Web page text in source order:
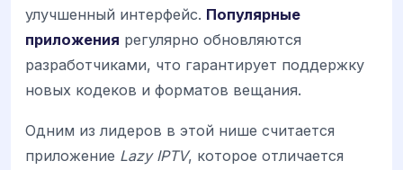
улучшенный интерфейс. Популярные
приложения регулярно обновляются
разработчиками, что гарантирует поддержку
новых кодеков и форматов вещания.
Одним из лидеров в этой нише считается
приложение Lazy IPTV, которое отличается